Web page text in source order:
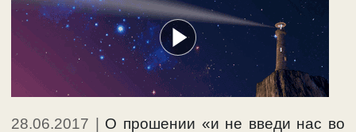
28.06.2017
О прошении «и не введи нас во